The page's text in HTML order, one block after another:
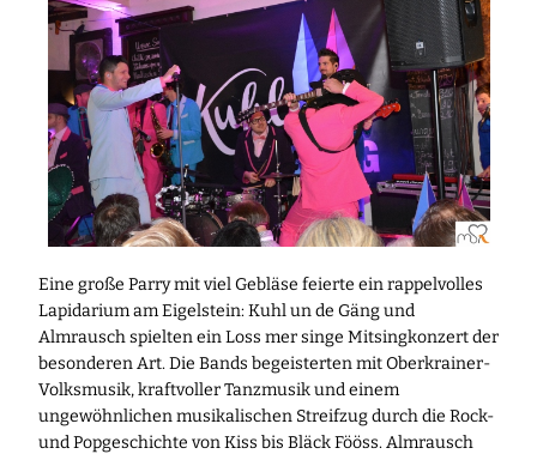
Eine große Parry mit viel Gebläse feierte ein rappelvolles
Lapidarium am Eigelstein: Kuhl un de Gäng und
Almrausch spielten ein Loss mer singe Mitsingkonzert der
besonderen Art. Die Bands begeisterten mit Oberkrainer-
Volksmusik, kraftvoller Tanzmusik und einem
ungewöhnlichen musikalischen Streifzug durch die Rock-
und Popgeschichte von Kiss bis Bläck Fööss. Almrausch